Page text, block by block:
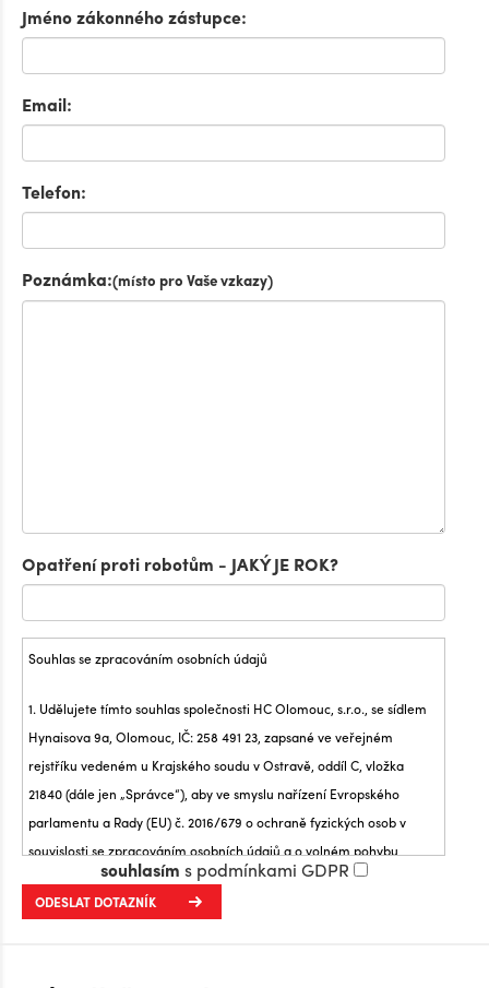
Jméno zákonného zástupce:
Email:
Telefon:
Poznámka:(místo pro Vaše vzkazy)
Opatření proti robotům - JAKÝ JE ROK?
Souhlas se zpracováním osobních údajů
1. Udělujete tímto souhlas společnosti HC Olomouc, s.r.o., se sídlem
Hynaisova 9a, Olomouc, IČ: 258 491 23, zapsané ve veřejném
rejstříku vedeném u Krajského soudu v Ostravě, oddíl C, vložka
21840 (dále jen „Správce“), aby ve smyslu nařízení Evropského
parlamentu a Rady (EU) č. 2016/679 o ochraně fyzických osob v
souvislosti se zpracováním osobních údajů a o volném pohybu
těchto údajů a o zrušení směrnice 95/46/ES (obecné nařízení o
ochraně osobních údajů) (dále jen „Nařízení“) zpracovávala tyto
souhlasím s podmínkami GDPR